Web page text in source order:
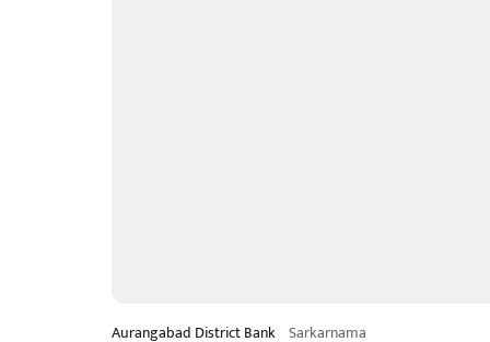
Aurangabad District Bank Sarkarnama